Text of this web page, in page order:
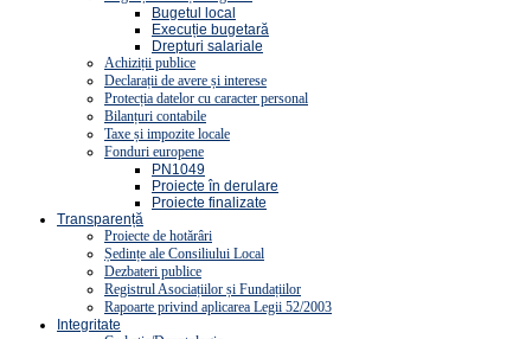
Bugetul local
Execuție bugetară
Drepturi salariale
Achiziții publice
Declarații de avere și interese
Protecția datelor cu caracter personal
Bilanțuri contabile
Taxe și impozite locale
Fonduri europene
PN1049
Proiecte în derulare
Proiecte finalizate
Transparență
Proiecte de hotărâri
Ședințe ale Consiliului Local
Dezbateri publice
Registrul Asociațiilor și Fundațiilor
Rapoarte privind aplicarea Legii 52/2003
Integritate